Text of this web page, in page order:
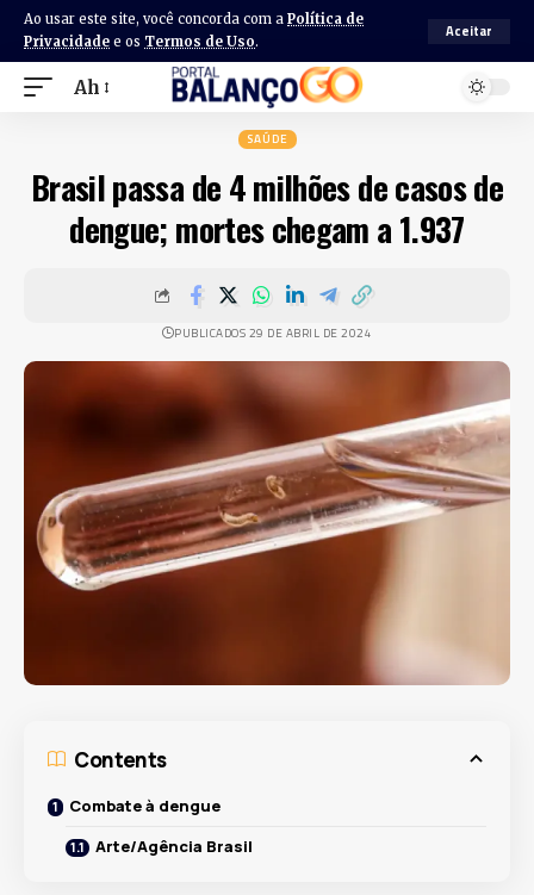
Ao usar este site, você concorda com a Política de
Privacidade e os Termos de Uso.
Aceitar
Ah
SAÚDE
Brasil passa de 4 milhões de casos de
dengue; mortes chegam a 1.937
PUBLICADOS 29 DE ABRIL DE 2024
Contents
Combate à dengue
Arte/Agência Brasil